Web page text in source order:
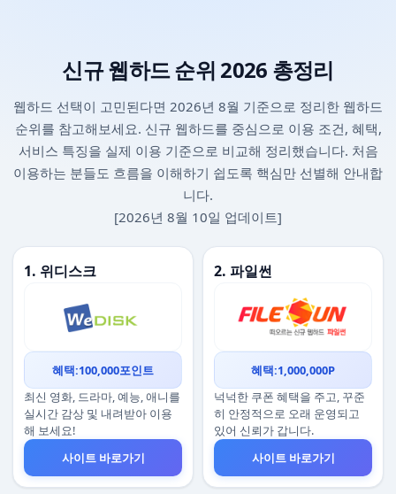
신규 웹하드 순위 2026 총정리
웹하드 선택이 고민된다면 2026년 8월 기준으로 정리한 웹하드
순위를 참고해보세요. 신규 웹하드를 중심으로 이용 조건, 혜택,
서비스 특징을 실제 이용 기준으로 비교해 정리했습니다. 처음
이용하는 분들도 흐름을 이해하기 쉽도록 핵심만 선별해 안내합
니다.
[2026년 8월 10일 업데이트]
1. 위디스크
혜택:100,000포인트
최신 영화, 드라마, 예능, 애니를
실시간 감상 및 내려받아 이용
해 보세요!
사이트 바로가기
2. 파일썬
혜택:1,000,000P
넉넉한 쿠폰 혜택을 주고, 꾸준
히 안정적으로 오래 운영되고
있어 신뢰가 갑니다.
사이트 바로가기